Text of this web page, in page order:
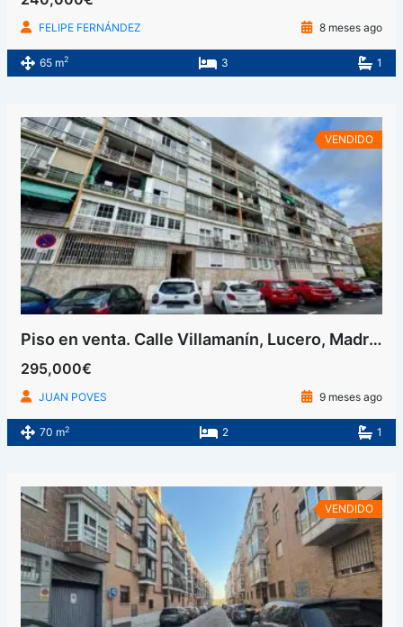
FELIPE FERNÁNDEZ 8 meses ago
65 m2 3 1
VENDIDO
Piso en venta. Calle Villamanín, Lucero, Madrid
295,000€
JUAN POVES 9 meses ago
70 m2 2 1
VENDIDO